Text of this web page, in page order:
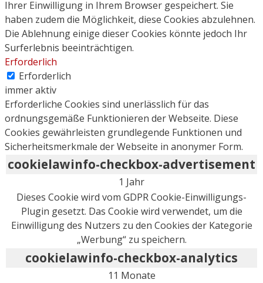
Ihrer Einwilligung in Ihrem Browser gespeichert. Sie
haben zudem die Möglichkeit, diese Cookies abzulehnen.
Die Ablehnung einige dieser Cookies könnte jedoch Ihr
Surferlebnis beeinträchtigen.
Erforderlich
Erforderlich
immer aktiv
Erforderliche Cookies sind unerlässlich für das
ordnungsgemäße Funktionieren der Webseite. Diese
Cookies gewährleisten grundlegende Funktionen und
Sicherheitsmerkmale der Webseite in anonymer Form.
cookielawinfo-checkbox-advertisement
1 Jahr
Dieses Cookie wird vom GDPR Cookie-Einwilligungs-
Plugin gesetzt. Das Cookie wird verwendet, um die
Einwilligung des Nutzers zu den Cookies der Kategorie
„Werbung“ zu speichern.
cookielawinfo-checkbox-analytics
11 Monate